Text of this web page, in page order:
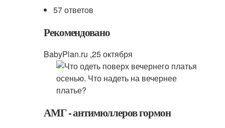
57 ответов
Рекомендовано
BabyPlan.ru ,25 октября
АМГ - антимюллеров гормон